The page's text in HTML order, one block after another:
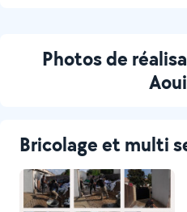
Photos de
Bricolage et multi